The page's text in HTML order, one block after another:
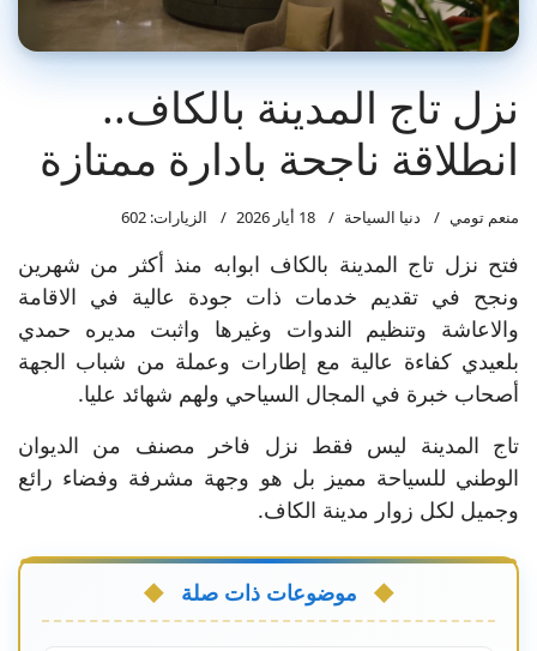
نزل تاج المدينة بالكاف..
انطلاقة ناجحة بادارة ممتازة
منعم تومي دنيا السياحة 18 أيار 2026 الزيارات: 602
فتح نزل تاج المدينة بالكاف ابوابه منذ أكثر من شهرين
ونجح في تقديم خدمات ذات جودة عالية في الاقامة
والاعاشة وتنظيم الندوات وغيرها واثبت مديره حمدي
بلعيدي كفاءة عالية مع إطارات وعملة من شباب الجهة
أصحاب خبرة في المجال السياحي ولهم شهائد عليا.
تاج المدينة ليس فقط نزل فاخر مصنف من الديوان
الوطني للسياحة مميز بل هو وجهة مشرفة وفضاء رائع
وجميل لكل زوار مدينة الكاف.
موضوعات ذات صلة